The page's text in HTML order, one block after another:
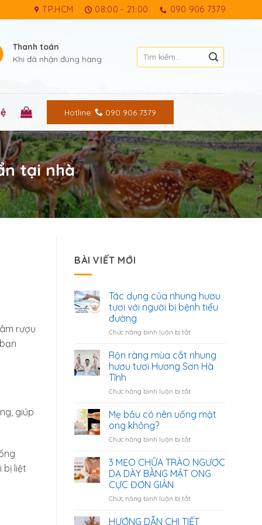
TP.HCM 08:00 - 21:00 090 906 7379
Thanh toán
Khi đã nhận đúng hàng
Tìm
kiếm:
Hotline: 090 906 7379
tại nhà
rượu
giúp
bị liệt
BÀI VIẾT MỚI
Tác dụng của nhung hươu
tươi với người bị bệnh tiểu
đường
Chức năng bình luận bị tắtở
dụng
nhung
tươi
người
bị
tiểu
Rộn ràng mùa cắt nhung
hươu tươi Hương Sơn Hà
Tĩnh
Chức năng bình luận bị tắtở
ràng
mùa
nhung
tươi
Hương
Tĩnh
Mẹ bầu có nên uống mật
ong không?
Chức năng bình luận bị tắtở
bầu
có
nên
mật
không?
3 MẸO CHỮA TRÀO NGƯỢC
DẠ DÀY BẰNG MẬT ONG
CỰC ĐƠN GIẢN
Chức năng bình luận bị tắtở
MẸO
HƯỚNG DẪN CHI TIẾT